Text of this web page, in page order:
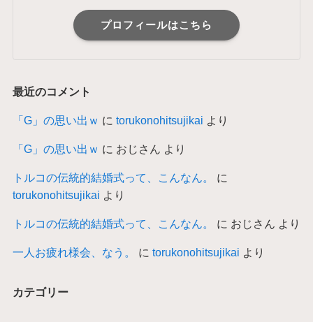
プロフィールはこちら
最近のコメント
「G」の思い出ｗ に torukonohitsujikai より
「G」の思い出ｗ に おじさん より
トルコの伝統的結婚式って、こんなん。
に
torukonohitsujikai より
トルコの伝統的結婚式って、こんなん。 に おじさん より
一人お疲れ様会、なう。 に torukonohitsujikai より
カテゴリー